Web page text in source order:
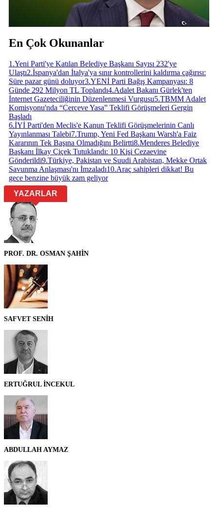
En Çok Okunanlar
1 .Yeni Parti'ye Katılan Belediye Başkanı Sayısı 232'ye
Ulaştı2.İspanya'dan İtalya'ya sınır kontrollerini kaldırma çağırısı:
Süre pazar günü doluyor3.YENİ Parti Bağış Kampanyası: 8
Günde 292 Milyon TL Toplandı4.Adalet Bakanı Gürlek'ten
İnternet Gazeteciliğinin Düzenlenmesi Vurgusu5.TBMM Adalet
Komisyonu'nda “Çerçeve Yasa” Teklifi Görüşmeleri Gergin
Başladı
6.İYİ Parti'den Meclis'e Kanun Teklifi Görüşmelerinin Canlı
Yayınlanması Talebi7.Trump, Yeni Fed Başkanı Warsh'a Faiz
Kararının Tek Başına Olmadığını Belirtti8.Menderes Belediye
Başkanı İlkay Çiçek Tutuklandı: 10 Kişi Cezaevine
Gönderildi9.Türkiye, Pakistan ve Suudi Arabistan, Mekke Ortak
Savunma Anlaşması'nı İmzaladı10.Araç sahipleri dikkat! Bu
gece benzine büyük zam geliyor
YAZARLAR
PROF. DR. OSMAN ŞAHİN
SAFVET SENİH
ERTUĞRUL İNCEKUL
ABDULLAH AYMAZ